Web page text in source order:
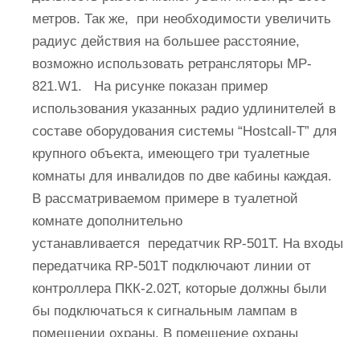
метров. Так же, при необходимости увеличить
радиус действия на большее расстояние,
возможно использовать ретрансляторы MP-
821.W1. На рисунке показан пример
использования указанных радио удлинителей в
составе оборудования системы “Hostcall-T” для
крупного объекта, имеющего три туалетные
комнаты для инвалидов по две кабины каждая.
В рассматриваемом примере в туалетной
комнате дополнительно
устанавливается передатчик RP-501T. На входы
передатчика RP-501T подключают линии от
контроллера ПКК-2.02Т, которые должны были
бы подключаться к сигнальным лампам в
помещении охраны. В помещение охраны